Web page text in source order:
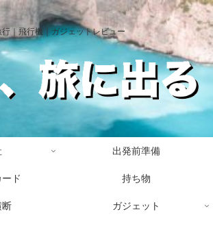
行｜飛行機｜ガジェットレビュー
出発前準備
ド 持ち物
断 ガジェット